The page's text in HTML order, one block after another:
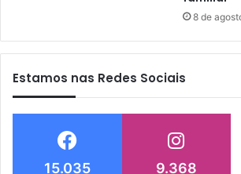
8 de
Estamos nas Redes Sociais
15.035 9.368